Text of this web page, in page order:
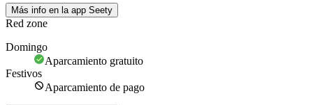
Más info en la app Seety
Red zone
Domingo
Aparcamiento gratuito
Festivos
Aparcamiento de pago